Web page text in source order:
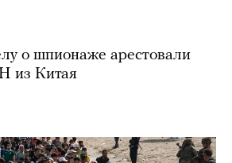
о шпионаже арестовали
из Китая